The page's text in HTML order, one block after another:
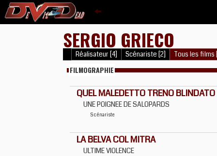
SERGIO GRIECO
Réalisateur [4] Scénariste [2] Tous les films
FILMOGRAPHIE
QUEL MALEDETTO TRENO BLINDATO
UNE POIGNEE DE SALOPARDS
Scénariste
LA BELVA COL MITRA
ULTIME VIOLENCE